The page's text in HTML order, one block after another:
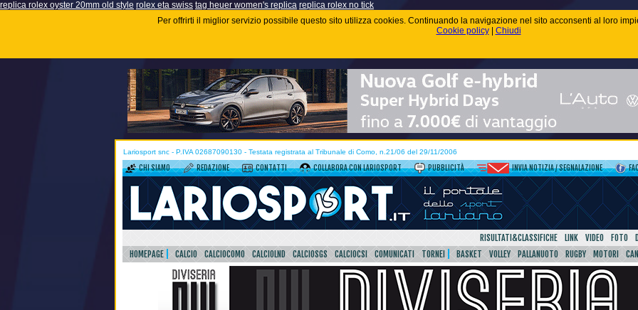
replica rolex oyster 20mm old style rolex eta swiss tag heuer women's replica replica rolex no tick
Per offrirti il miglior servizio possibile questo sito utilizza cookies. Continuando la navigazione nel sito acconsenti al loro
Cookie policy| Chiudi
Lariosport snc - P.IVA 02687090130 - Testata registrata al Tribunale di Como, n.21/06 del 29/11/2006
CHI SIAMO REDAZIONE CONTATTI COLLABORA CON LARIOSPORT PUBBLICITÀ INVIA NOTIZIA / SEGNALAZIONE
RISULTATI&CLASSIFICHE LINK VIDEO FOTO
HOMEPAGE
CALCIO CALCIOCOMO CALCIOLND CALCIOSGS CALCIOCSI COMUNICATI TORNEI BASKET VOLLEY PALLANUOTO RUGBY MOTORI